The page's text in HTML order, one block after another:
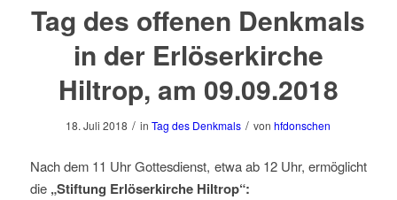
Tag des offenen Denkmals
in der Erlöserkirche
Hiltrop, am 09.09.2018
18. Juli 2018 / inTag des Denkmals / vonhfdonschen
Nach dem 11 Uhr Gottesdienst, etwa ab 12 Uhr, ermöglicht
die „Stiftung Erlöserkirche Hiltrop“: